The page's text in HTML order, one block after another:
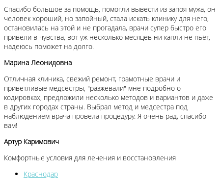
Спасибо большое за помощь, помогли вывести из запоя мужа, он
человек хороший, но запойный, стала искать клинику для него,
остановилась на этой и не прогадала, врачи супер быстро его
привели в чувства, вот уж несколько месяцев ни капли не пьёт,
надеюсь поможет на долго.
Марина Леонидовна
Отличная клиника, свежий ремонт, грамотные врачи и
приветливые медсестры, "разжевали" мне подробно о
кодировках, предложили несколько методов и вариантов и даже
в других городах страны. Выбрал метод и медсестра под
наблюдением врача провела процедуру. Я очень рад, спасибо
вам!
Артур Каримович
Комфортные условия для лечения и восстановления
Краснодар